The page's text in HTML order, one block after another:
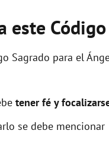
este
Sagrado para el
tener fé y
se debe mencionar